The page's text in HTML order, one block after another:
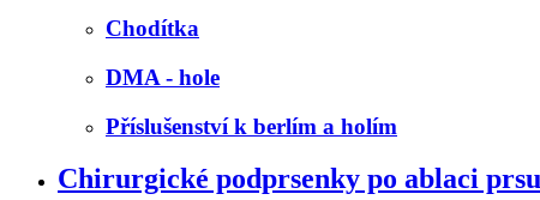
Chodítka
DMA - hole
Příslušenství k berlím a holím
Chirurgické podprsenky po ablaci prsu